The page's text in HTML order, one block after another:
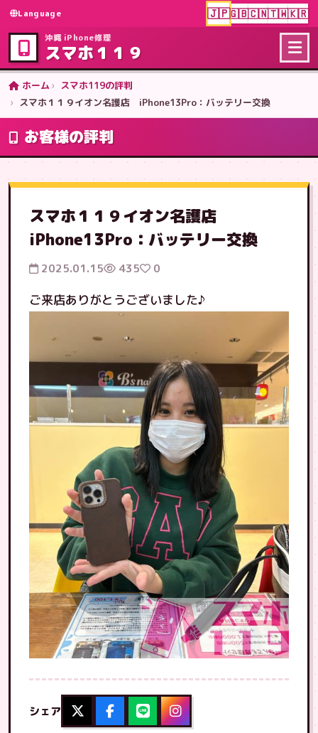
Language 🇯🇵🇬🇧🇨🇳🇹🇼🇰🇷
沖縄 iPhone修理
スマホ１１９
ホーム
スマホ119の評判
スマホ１１９イオン名護店 iPhone13Pro：バッテリー交換
お客様の評判
スマホ１１９イオン名護店
iPhone13Pro：バッテリー交換
2025.01.15 435 0
ご来店ありがとうございました♪
シェア